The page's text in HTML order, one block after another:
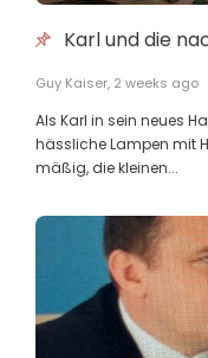
Karl und die
Guy Kaiser, 2 weeks ago
Als Karl in sein neues
hässliche Lampen mit
mäßig, die kleinen...